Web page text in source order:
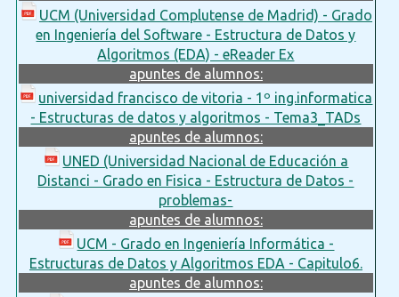
UCM (Universidad Complutense de Madrid) - Grado
en Ingeniería del Software - Estructura de Datos y
Algoritmos (EDA) - eReader Ex
apuntes de alumnos:
universidad francisco de vitoria - 1º ing.informatica
- Estructuras de datos y algoritmos - Tema3_TADs
apuntes de alumnos:
UNED (Universidad Nacional de Educación a
Distanci - Grado en Fisica - Estructura de Datos -
problemas-
apuntes de alumnos:
UCM - Grado en Ingeniería Informática -
Estructuras de Datos y Algoritmos EDA - Capitulo6.
apuntes de alumnos: